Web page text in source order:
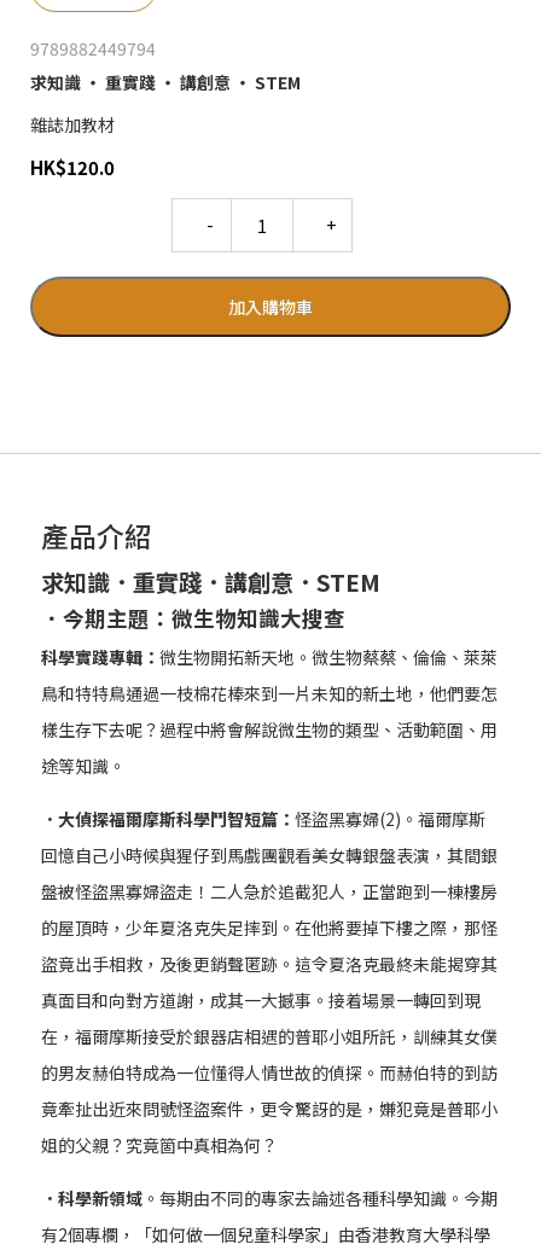
9789882449794
求知識 ‧ 重實踐 ‧ 講創意 ‧ STEM
雜誌加教材
HK$120.0
加入購物車
產品介紹
求知識．重實踐．講創意． STEM
．今期主題：微生物知識大搜查
科學實踐專輯： 微生物開拓新天地。微生物蔡蔡、倫倫、萊萊
鳥和特特鳥通過一枝棉花棒來到一片未知的新土地，他們要怎
樣生存下去呢？過程中將會解說微生物的類型、活動範圍、用
途等知識。
．大偵探福爾摩斯科學鬥智短篇： 怪盜黑寡婦(2)。福爾摩斯
回憶自己小時候與猩仔到馬戲團觀看美女轉銀盤表演，其間銀
盤被怪盜黑寡婦盜走！二人急於追截犯人，正當跑到一棟樓房
的屋頂時，少年夏洛克失足摔到。在他將要掉下樓之際，那怪
盜竟出手相救，及後更銷聲匿跡。這令夏洛克最終未能揭穿其
真面目和向對方道謝，成其一大撼事。接着場景一轉回到現
在，福爾摩斯接受於銀器店相遇的普耶小姐所託，訓練其女僕
的男友赫伯特成為一位懂得人情世故的偵探。而赫伯特的到訪
竟牽扯出近來問號怪盜案件，更令驚訝的是，嫌犯竟是普耶小
姐的父親？究竟箇中真相為何？
．科學新領域。每期由不同的專家去論述各種科學知識。今期
有2個專欄，「如何做一個兒童科學家」由香港教育大學科學